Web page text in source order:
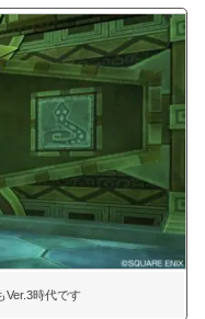
Ver.3時代です